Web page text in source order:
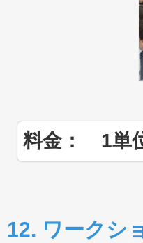
料金： 1単
12. ワークシ